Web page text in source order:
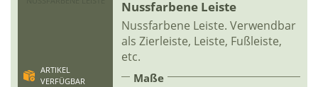
ARTIKEL
VERFÜGBAR
Nussfarbene Leiste
Nussfarbene Leiste. Verwendbar
als Zierleiste, Leiste, Fußleiste,
etc.
Maße